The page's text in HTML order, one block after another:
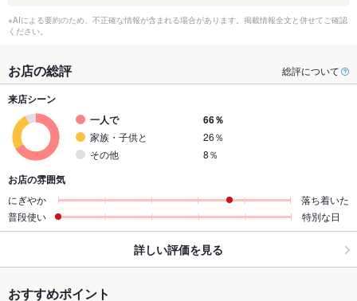
※AIによる要約のため、不正確な情報が含まれる場合があります。掲載情報全文と併せてご確認
ください。
お店の総評 総評について
来店シーン
一人で
66％
家族・子供と
26％
その他
8％
お店の雰囲気
にぎやか
落ち着いた
普段使い
特別な日
詳しい評価を見る
おすすめポイント